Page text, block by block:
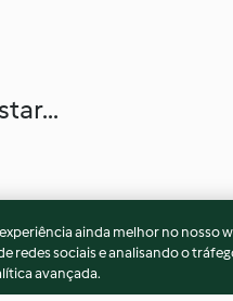
ainda melhor no nosso
redes sociais e analisando o
avançada.